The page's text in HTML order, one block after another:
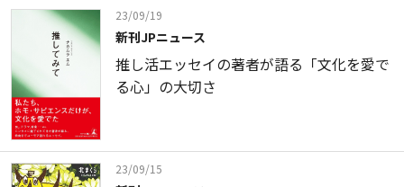
23/09/19
新刊JPニュース
推し活エッセイの著者が語る「文化を愛で
る心」の大切さ
23/09/15